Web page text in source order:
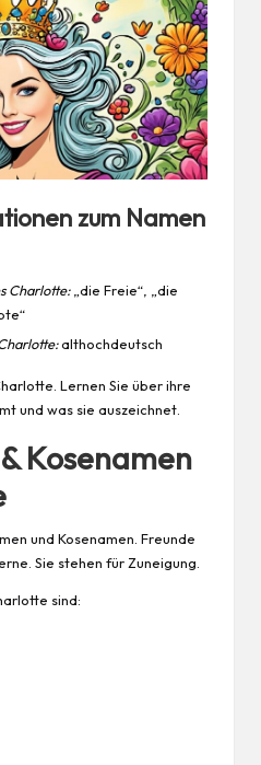
zum Namen
Charlotte:„die Freie“, „die
althochdeutsch
Lernen Sie über ihre
und was sie auszeichnet.
Kosenamen
und Kosenamen. Freunde
Sie stehen für Zuneigung
sind: